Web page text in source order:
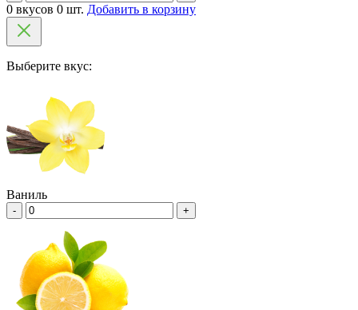
0 вкусов 0 шт. Добавить в корзину
Выберите вкус:
Ваниль
- +